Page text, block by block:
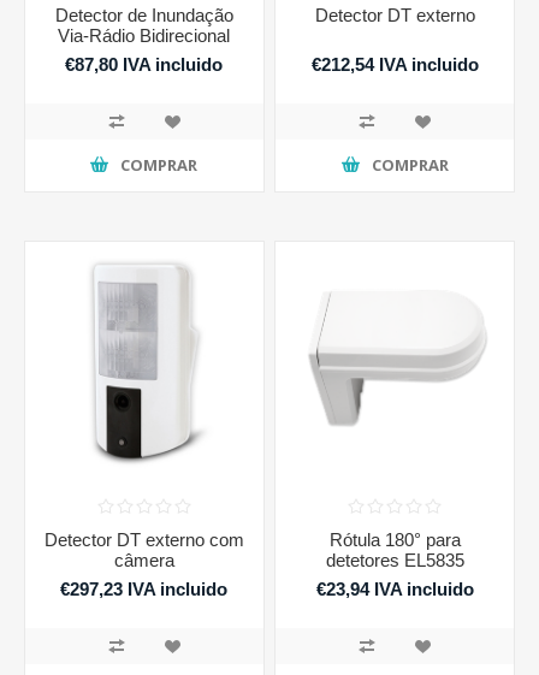
Detector de Inundação
Via-Rádio Bidirecional
€87,80 IVA incluido
COMPRAR
Detector DT externo
€212,54 IVA incluido
COMPRAR
Detector DT externo com
câmera
€297,23 IVA incluido
Rótula 180° para
detetores EL5835
€23,94 IVA incluido